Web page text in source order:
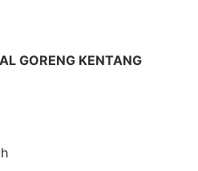
GORENG KENTANG